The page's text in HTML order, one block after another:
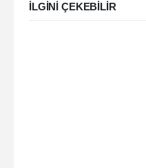
ILGINI ÇEKEBILIR